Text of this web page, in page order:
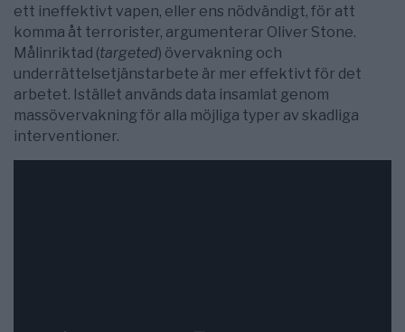
ett ineffektivt vapen, eller ens nödvändigt, för att
komma åt terrorister, argumenterar Oliver Stone.
Målinriktad (targeted) övervakning och
underrättelsetjänstarbete är mer effektivt för det
arbetet. Istället används data insamlat genom
massövervakning för alla möjliga typer av skadliga
interventioner.